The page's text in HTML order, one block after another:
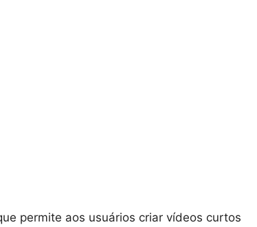
permite aos usuários criar vídeos curtos